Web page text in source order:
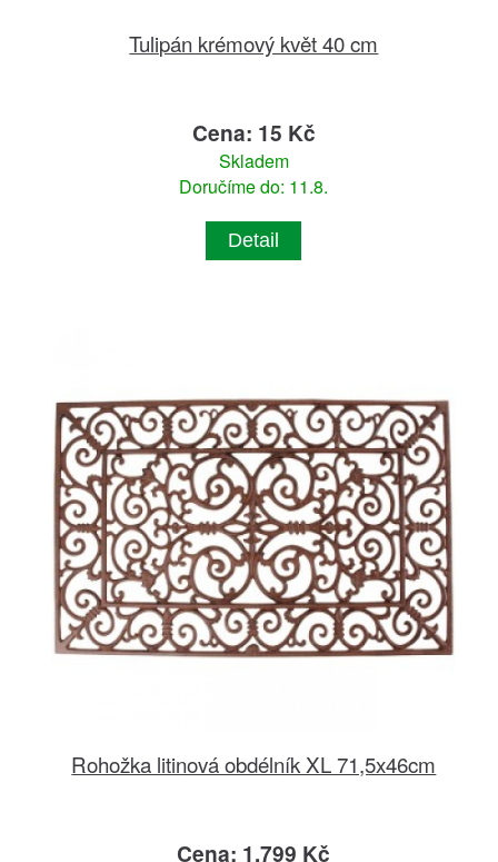
Tulipán krémový květ 40 cm
Cena: 15 Kč
Skladem
Doručíme do: 11.8.
Detail
Rohožka litinová obdélník XL 71,5x46cm
Cena: 1.799 Kč